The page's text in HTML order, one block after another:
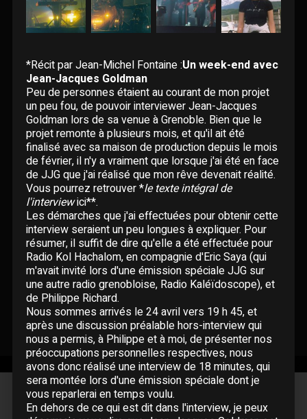
Paroles données
Pseudonymes
Reprises
Certifications
CONCERTS
ÉCRITS
Interviews
Livres
Hommages
BLOG
RG ROBERT GOLDMAN
PG PIERRE GOLDMAN
J&M JJG & MOI
QUI EST ?
Musiciens
*Récit par Jean-Michel Fontaine :Un week-end avec
Jean-Jacques Goldman
Peu de personnes étaient au courant de mon projet
un peu fou, de pouvoir interviewer Jean-Jacques
Goldman lors de sa venue à Grenoble. Bien que le
projet remonte à plusieurs mois, et qu'il ait été
finalisé avec sa maison de production depuis le mois
de février, il n'y a vraiment que lorsque j'ai été en face
de JJG que j'ai réalisé que mon rêve devenait réalité.
Vous pourrez retrouver *le texte intégral de
l'interviewici**.
Les démarches que j'ai effectuées pour obtenir cette
interview seraient un peu longues à expliquer. Pour
résumer, il suffit de dire qu'elle a été effectuée pour
Radio Kol Hachalom, en compagnie d'Eric Saya (qui
m'avait invité lors d'une émission spéciale JJG sur
une autre radio grenobloise, Radio Kaléïdoscope), et
de Philippe Richard.
Nous sommes arrivés le 24 avril vers 19 h 45, et
après une discussion préalable hors-interview qui
nous a permis, à Philippe et à moi, de présenter nos
préoccupations personnelles respectives, nous
avons donc réalisé une interview de 18 minutes, qui
sera montée lors d'une émission spéciale dont je
vous reparlerai en temps voulu.
En dehors de ce qui est dit dans l'interview, je peux